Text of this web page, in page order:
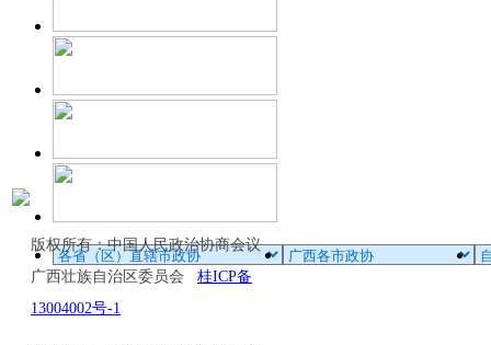
版权所有：中国人民政治协商会议
广西壮族自治区委员会 桂ICP备
13004002号-1